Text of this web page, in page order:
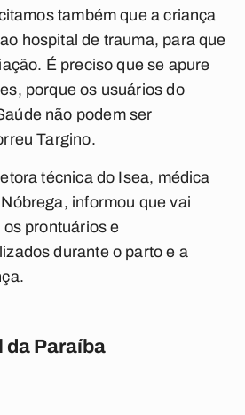
também que a criança
hospital de trauma, para que
É preciso que se apure
porque os usuários do
não podem ser
Targino.
técnica do Isea, médica
informou que vai
prontuários e
durante o parto e a
da Paraíba